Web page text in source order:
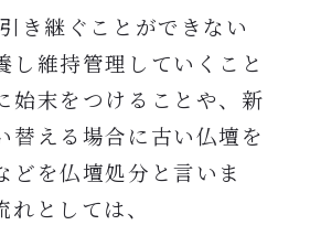
き継ぐことができない
し維持管理していくこと
始末をつけることや、新
替える場合に古い仏壇を
どを仏壇処分と言いま
としては、